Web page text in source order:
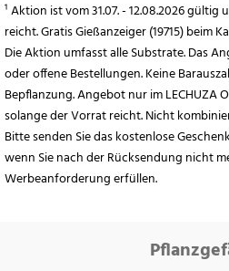
¹ Aktion ist vom 31.07. - 12.08.2026
reicht. Gratis Gießanzeiger (19715) beim
Die Aktion umfasst alle Substrate. Das
oder offene Bestellungen. Keine
Bepflanzung. Angebot nur im LECHUZA
solange der Vorrat reicht. Nicht
Bitte senden Sie das kostenlose
wenn Sie nach der Rücksendung nicht
Werbeanforderung erfüllen.